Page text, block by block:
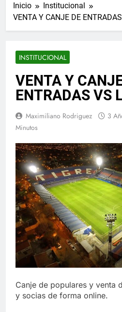
Inicio
Institucional
VENTA Y CANJE DE
INSTITUCIONAL
VENTA Y
ENTRADAS VS
Maximiliano Rodriguez 3
Minutos
Canje de populares y venta
y socias de forma online.